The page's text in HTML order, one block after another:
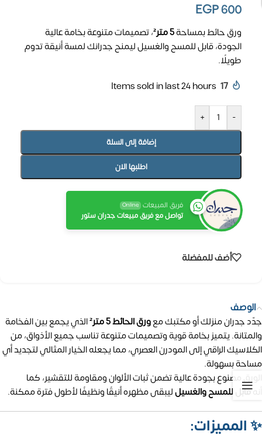
EGP600
ورق حائط بمساحة5 متر²
، تصميمات متنوعة بخامة عالية
الجودة، قابل للمسح والغسيل ليمنح جدرانك لمسة أنيقة تدوم
طويلًا.
17
Items sold in last 24 hours
-
+
إضافة إلى السلة
اطلبها الان
فريق المبيعات Online
تواصل مع فريق مبيعات جدران ستور
أضف للمفضلة
الوصف
جدّد جدران منزلك أو مكتبك معورق الحائط 5 متر²
الذي يجمع بين الفخامة
والمتانة. يتميز بخامة قوية وتصميمات متنوعة تناسب جميع الأذواق، من
الكلاسيك الراقي إلى المودرن العصري، مما يجعله الخيار المثالي لتجديد أي
مساحة بسهولة.
الورق مصنوع بجودة عالية تضمن ثبات الألوان ومقاومة للتقشير، كما
أنهقابل للمسح والغسيلليبقى مظهره أنيقًا ونظيفًا لأطول فترة ممكنة.
✨المميزات: